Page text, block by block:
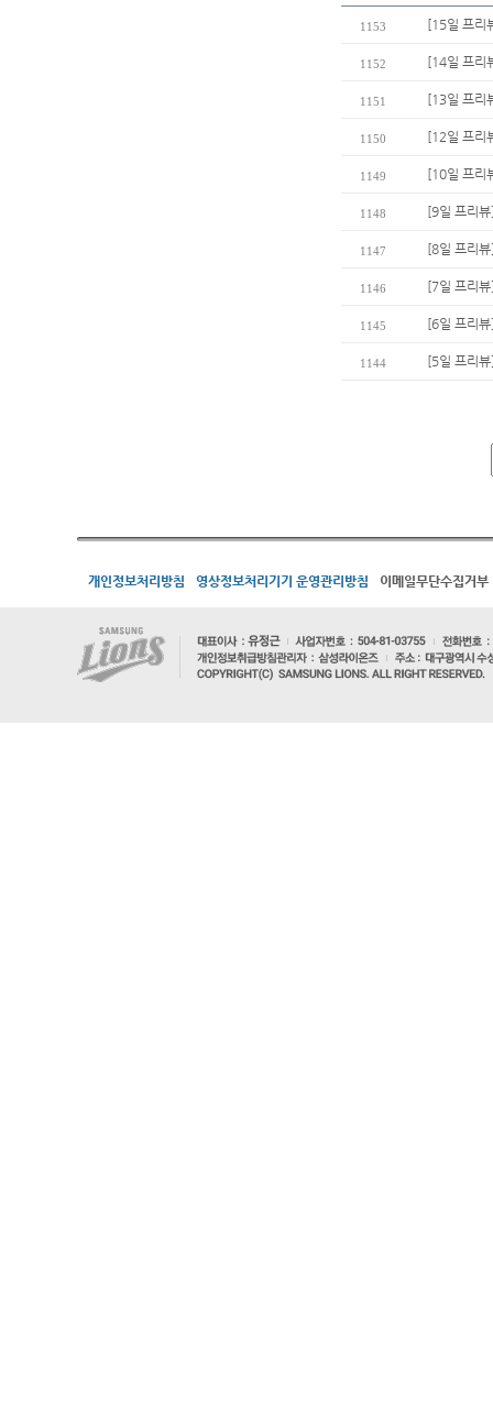
1153 [15일 프리
1152 [14일 프리
1151 [13일 프리
1150 [12일 프리
1149 [10일 프리
1148 [9일 프리
1147 [8일 프리
1146 [7일 프리
1145 [6일 프리
1144 [5일 프리
개인정보처리방침 영상정보처리기기 운영관리방침 이메일무단수집거부